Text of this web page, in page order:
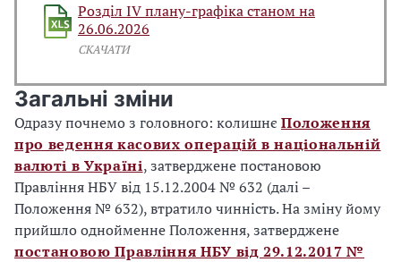
Розділ IV плану-графіка станом на
26.06.2026
СКАЧАТИ
Загальні зміни
Одразу почнемо з головного: колишнє Положення
про ведення касових операцій в національній
валюті в Україні, затверджене постановою
Правління НБУ від 15.12.2004 № 632 (далі –
Положення № 632), втратило чинність. На зміну йому
прийшло однойменне Положення, затверджене
постановою Правління НБУ від 29.12.2017 №